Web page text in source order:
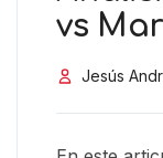
vs
Jesús